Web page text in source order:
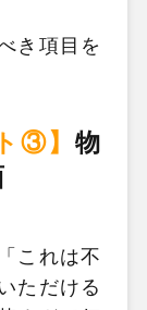
き項目を
③】 物
これは不
ただける